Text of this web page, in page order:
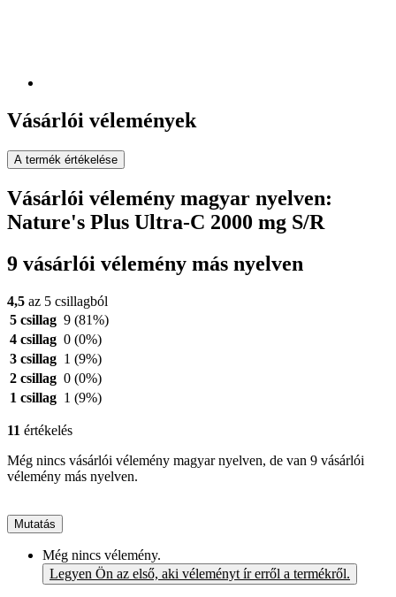
Vásárlói vélemények
A termék értékelése
Vásárlói vélemény magyar nyelven:
Nature's Plus Ultra-C 2000 mg S/R
9 vásárlói vélemény más nyelven
4,5 az 5 csillagból
5 csillag 9 (81%)
4 csillag 0 (0%)
3 csillag 1 (9%)
2 csillag 0 (0%)
1 csillag 1 (9%)
11 értékelés
Még nincs vásárlói vélemény magyar nyelven, de van 9 vásárlói
vélemény más nyelven.
Mutatás
Még nincs vélemény.
Legyen Ön az első, aki véleményt ír erről a termékről.